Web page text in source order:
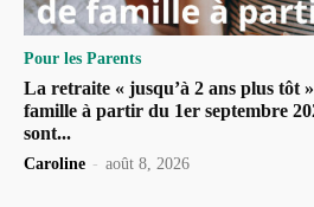
Pour les Parents
La retraite « jusqu’à 2 ans plus tôt
famille à partir du 1er septembre
sont...
Caroline - août 8, 2026